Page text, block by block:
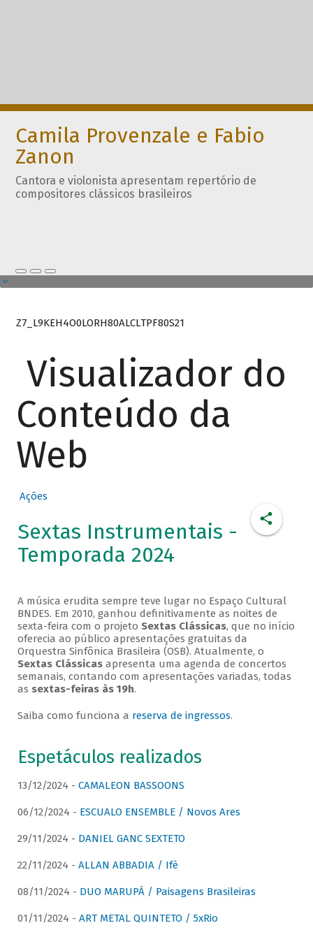
Camila Provenzale e Fabio
Zanon
Cantora e violonista apresentam repertório de
compositores clássicos brasileiros
Z7_L9KEH4O0LORH80ALCLTPF80S21
Visualizador do
Conteúdo da
Web
Ações
Sextas Instrumentais -
Temporada 2024
A música erudita sempre teve lugar no Espaço Cultural
BNDES. Em 2010, ganhou definitivamente as noites de
sexta-feira com o projeto Sextas Clássicas, que no início
oferecia ao público apresentações gratuitas da
Orquestra Sinfônica Brasileira (OSB). Atualmente, o
Sextas Clássicasapresenta uma agenda de concertos
semanais, contando com apresentações variadas, todas
as sextas-feiras às 19h.
Saiba como funciona a reserva de ingressos.
Espetáculos realizados
13/12/2024 - CAMALEON BASSOONS
06/12/2024 - ESCUALO ENSEMBLE / Novos Ares
29/11/2024 - DANIEL GANC SEXTETO
22/11/2024 - ALLAN ABBADIA / Ifè
08/11/2024 - DUO MARUPÁ / Paisagens Brasileiras
01/11/2024 - ART METAL QUINTETO / 5xRio